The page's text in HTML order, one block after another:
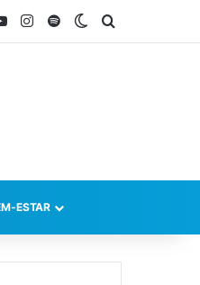
YouTubeInstagram
SpotifySwitch skin
ESTAR